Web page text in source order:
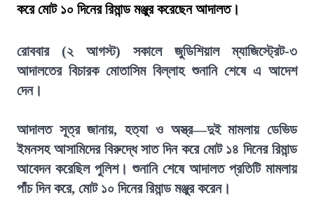
করে মোট ১০ দিনের রিমান্ড মঞ্জুর করেছেন আদালত।
রোববার (২ আগস্ট) সকালে জুডিশিয়াল ম্যাজিস্ট্রেট-৩
আদালতের বিচারক মোতাসিম বিল্লাহ শুনানি শেষে এ আদেশ
দেন।
আদালত সূত্র জানায়, হত্যা ও অস্ত্র—দুই মামলায় ডেভিড
ইমনসহ আসামিদের বিরুদ্ধে সাত দিন করে মোট ১৪ দিনের রিমান্ড
আবেদন করেছিল পুলিশ। শুনানি শেষে আদালত প্রতিটি মামলায়
পাঁচ দিন করে, মোট ১০ দিনের রিমান্ড মঞ্জুর করেন।